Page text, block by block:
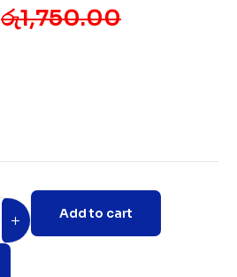
රු1,750.00
Add to cart